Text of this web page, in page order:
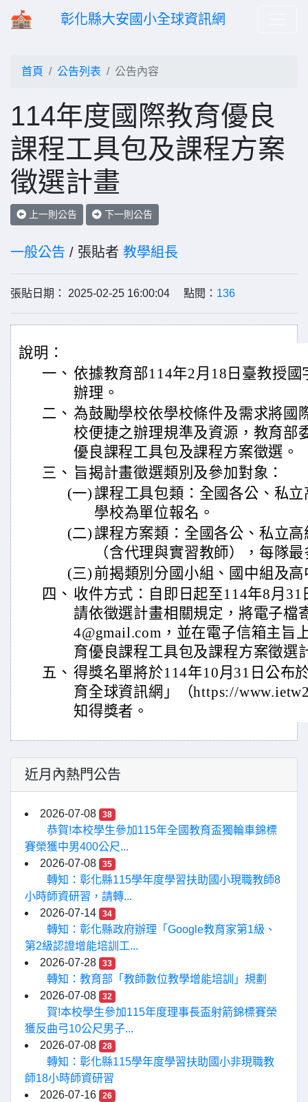
彰化縣大安國小全球資訊網
首頁 公告列表 公告內容
114年度國際教育優良
課程工具包及課程方案
徵選計畫
上一則公告 下一則公告
一般公告 / 張貼者 教學組長
張貼日期： 2025-02-25 16:00:04 點閱： 136
說明：
一、 依據教育部114年2月18日臺教授
辦理。
二、 為鼓勵學校依學校條件及需求將國
校便捷之辦理規準及資源，教育部
優良課程工具包及課程方案徵選。
三、 旨揭計畫徵選類別及參加對象：
(一)課程工具包類：全國各公、私
學校為單位報名。
(二)課程方案類：全國各公、私立
（含代理與實習教師），每隊
(三) 前揭類別分國小組、國中組及
四、 收件方式：自即日起至114年8月
請依徵選計畫相關規定，將電子檔
4@gmail.com，並在電子信箱主旨
育優良課程工具包及課程方案徵選
五、 得獎名單將於114年10月31日公布
育全球資訊網」（https://
知得獎者。
近月內熱門公告
2026-07-08 38
恭賀!本校學生參加115年全國教育盃獨輪車錦標
賽榮獲中男400公尺...
2026-07-08
35
轉知：彰化縣115學年度學習扶助國小現職教師8
小時師資研習，請轉...
2026-07-14
34
轉知：彰化縣政府辦理「Google教育家第1級、
第2級認證增能培訓工...
2026-07-28
33
轉知：教育部「教師數位教學增能培訓」規劃
2026-07-08
32
賀!本校學生參加115年度理事長盃射箭錦標賽榮
獲反曲弓10公尺男子...
2026-07-08
28
轉知：彰化縣115學年度學習扶助國小非現職教
師18小時師資研習
2026-07-16
26